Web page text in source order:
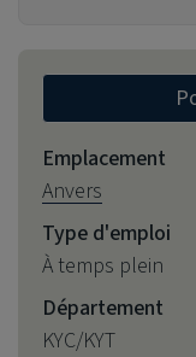
Emplacement
Anvers
Type d'emploi
À temps plein
Département
KYC/KYT